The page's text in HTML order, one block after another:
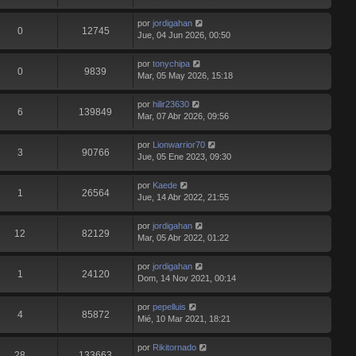
0 12745
por jordigahan
Jue, 04 Jun 2026, 00:50
0 9839
por tonychipa
Mar, 05 May 2026, 15:18
6 139849
por hilir23630
Mar, 07 Abr 2026, 09:56
3 90766
por Lionwarrior70
Jue, 05 Ene 2023, 09:30
1 26564
por Kaede
Jue, 14 Abr 2022, 21:55
12 82129
por jordigahan
Mar, 05 Abr 2022, 01:22
1 24120
por jordigahan
Dom, 14 Nov 2021, 00:14
4 85872
por pepelluis
Mié, 10 Mar 2021, 18:21
por Rikitornado